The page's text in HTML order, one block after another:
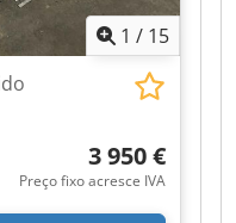
1 / 15
3 950 €
Preço fixo acresce IVA